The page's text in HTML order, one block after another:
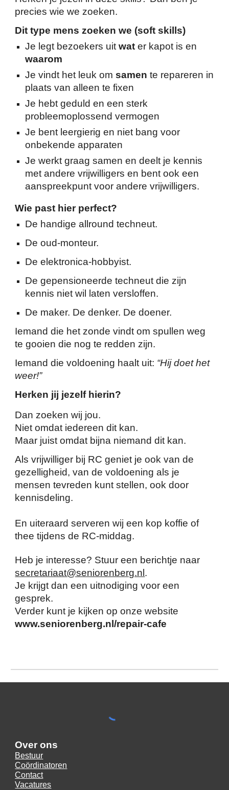
precies wie we zoeken.
Dit type mens zoeken we (soft skills)
Je legt bezoekers uitwat er kapot is en
waarom
Je vindt het leuk omsamen te repareren in
plaats van alleen te fixen
Je hebt geduld en een sterk
probleemoplossend vermogen
Je bent leergierig en niet bang voor
onbekende apparaten
Je werkt graag samen en deelt je kennis
met andere vrijwilligers en bent ook een
aanspreekpunt voor andere vrijwilligers.
Wie past hier perfect?
De handige allround techneut.
De oud-monteur.
De elektronica-hobbyist.
De gepensioneerde techneut die zijn
kennis niet wil laten versloffen.
De maker. De denker. De doener.
Iemand die het zonde vindt om spullen weg
te gooien die nog te redden zijn.
Iemand die voldoening haalt uit: “Hij doet het
weer!”
Herken jij jezelf hierin?
Dan zoeken wij jou.
Niet omdat iedereen dit kan.
Maar juist omdat bijna niemand dit kan.
Als vrijwilliger bij RC geniet je ook van de
gezelligheid, van de voldoening als je
mensen tevreden kunt stellen, ook door
kennisdeling.
En uiteraard serveren wij een kop koffie of
thee tijdens de RC-middag.
Heb je interesse? Stuur een berichtje naar
secretariaat@seniorenberg.nl.
Je krijgt dan een uitnodiging voor een
gesprek.
Verder kunt je kijken op onze website
www.seniorenberg.nl/repair-cafe
Over ons
Bestuur
Coördinatoren
Contact
Vacatures